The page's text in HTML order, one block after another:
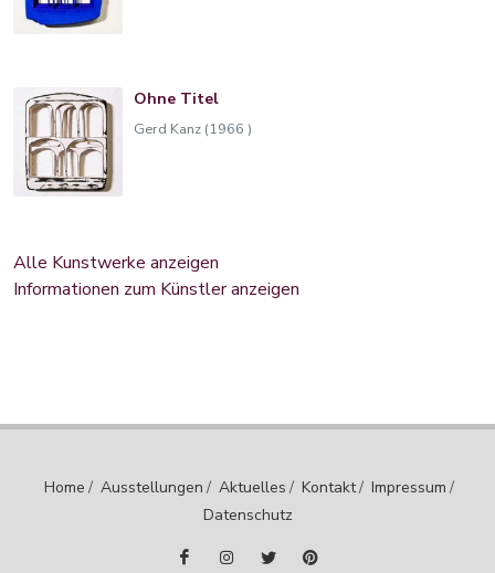
Ohne Titel
Gerd Kanz (1966 )
Alle Kunstwerke anzeigen
Informationen zum Künstler anzeigen
Home / Ausstellungen / Aktuelles / Kontakt/ Impressum /
Datenschutz